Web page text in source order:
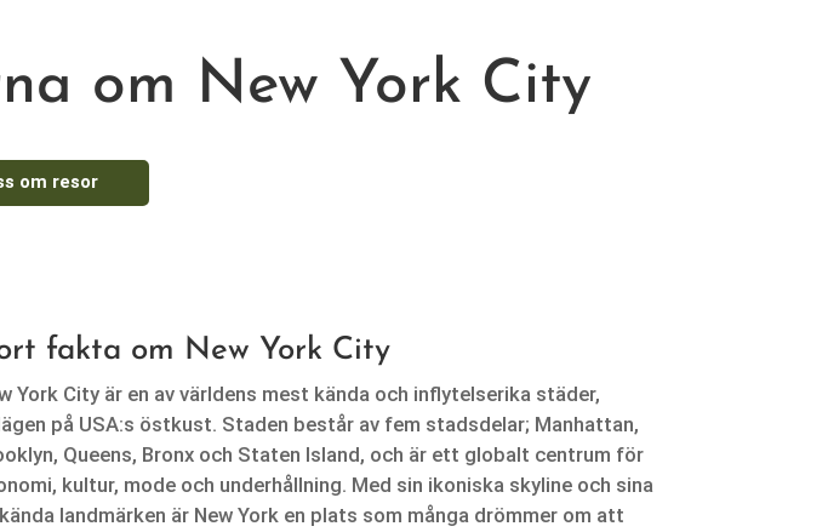
om New York City
om resor
fakta om New York City
York City är en av världens mest kända och inflytelserika städer,
på USA:s östkust. Staden består av fem stadsdelar; Manhattan,
Queens, Bronx och Staten Island, och är ett globalt centrum för
kultur, mode och underhållning. Med sin ikoniska skyline och sina
landmärken är New York en plats som många drömmer om att